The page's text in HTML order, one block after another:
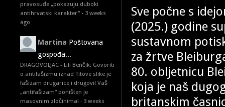
pravosuđe „pokazuju duboki
antihrvatski karakter" · 3 weeks
ago
Martina Poštovana
gospođa...
DRAGOVOLJAC - Lili Benčik: Govoriti
o antifašizmu iznad Titove slike je
fašizam drugarice i drugovi! Vaš
„antifašizam“ poništen je
masovnim zločinima! · 3 weeks
Sve počne s
(2025.) godine
sustavnom
za žrtve
80. obljetnicu
koja je naš
britanskim